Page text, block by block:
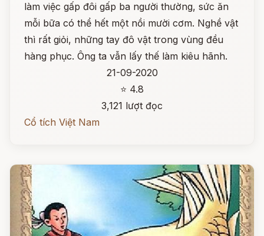
làm việc gấp đôi gấp ba người thường, sức ăn
mỗi bữa có thể hết một nồi mười cơm. Nghề vật
thì rất giỏi, những tay đô vật trong vùng đều
hàng phục. Ông ta vẫn lấy thế làm kiêu hãnh.
21-09-2020
⭐ 4.8
3,121 lượt đọc
Cổ tích Việt Nam